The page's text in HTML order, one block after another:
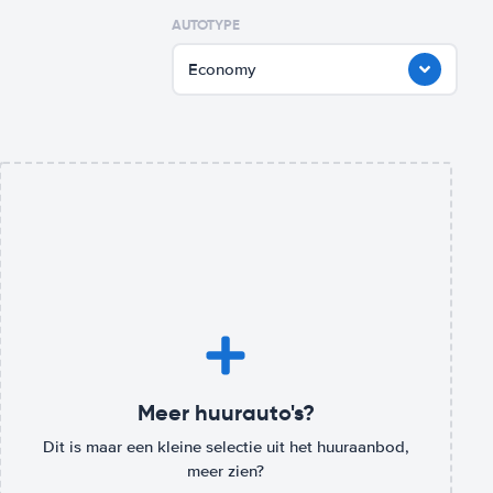
AUTOTYPE
Economy
Meer huurauto's?
Dit is maar een kleine selectie uit het huuraanbod,
meer zien?